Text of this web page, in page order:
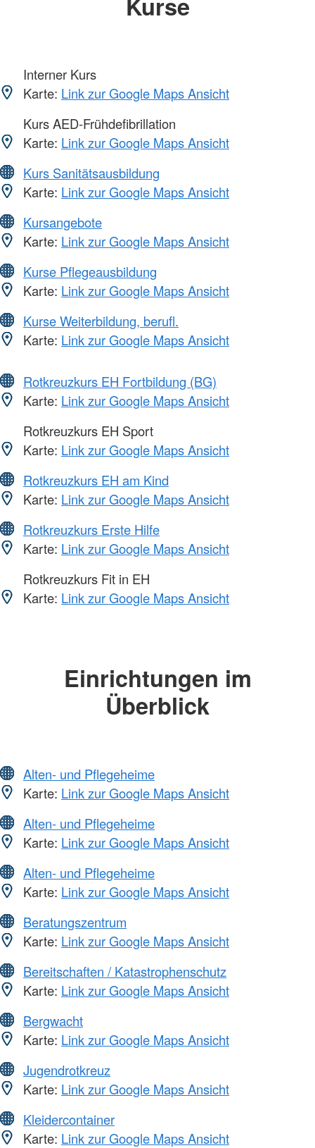
Interner Kurs
Karte: Link zur Google Maps Ansicht
Kurs AED-Frühdefibrillation
Karte: Link zur Google Maps Ansicht
Kurs Sanitätsausbildung
Karte: Link zur Google Maps Ansicht
Kursangebote
Karte: Link zur Google Maps Ansicht
Kurse Pflegeausbildung
Karte: Link zur Google Maps Ansicht
Kurse Weiterbildung, berufl.
Karte: Link zur Google Maps Ansicht
Rotkreuzkurs EH Fortbildung (BG)
Karte: Link zur Google Maps Ansicht
Rotkreuzkurs EH Sport
Karte: Link zur Google Maps Ansicht
Rotkreuzkurs EH am Kind
Karte: Link zur Google Maps Ansicht
Rotkreuzkurs Erste Hilfe
Karte: Link zur Google Maps Ansicht
Rotkreuzkurs Fit in EH
Karte: Link zur Google Maps Ansicht
Einrichtungen im
Überblick
Alten- und Pflegeheime
Karte: Link zur Google Maps Ansicht
Alten- und Pflegeheime
Karte: Link zur Google Maps Ansicht
Alten- und Pflegeheime
Karte: Link zur Google Maps Ansicht
Beratungszentrum
Karte: Link zur Google Maps Ansicht
Bereitschaften / Katastrophenschutz
Karte: Link zur Google Maps Ansicht
Bergwacht
Karte: Link zur Google Maps Ansicht
Jugendrotkreuz
Karte: Link zur Google Maps Ansicht
Kleidercontainer
Karte: Link zur Google Maps Ansicht